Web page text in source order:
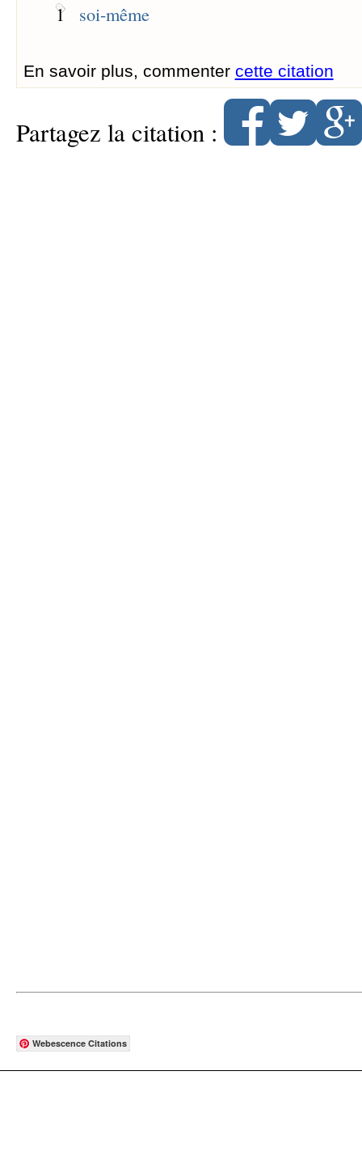
1
soi-même
En savoir plus, commenter cette citation
Partagez la citation :
Webescence Citations